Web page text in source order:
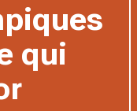
qui